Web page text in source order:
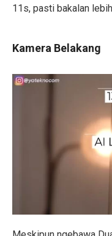
11s, pasti bakalan
Kamera Belakang